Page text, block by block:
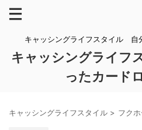
キャッシングライフスタイル 自
キャッシングライフ
ったカード
キャッシングライフスタイル > フク